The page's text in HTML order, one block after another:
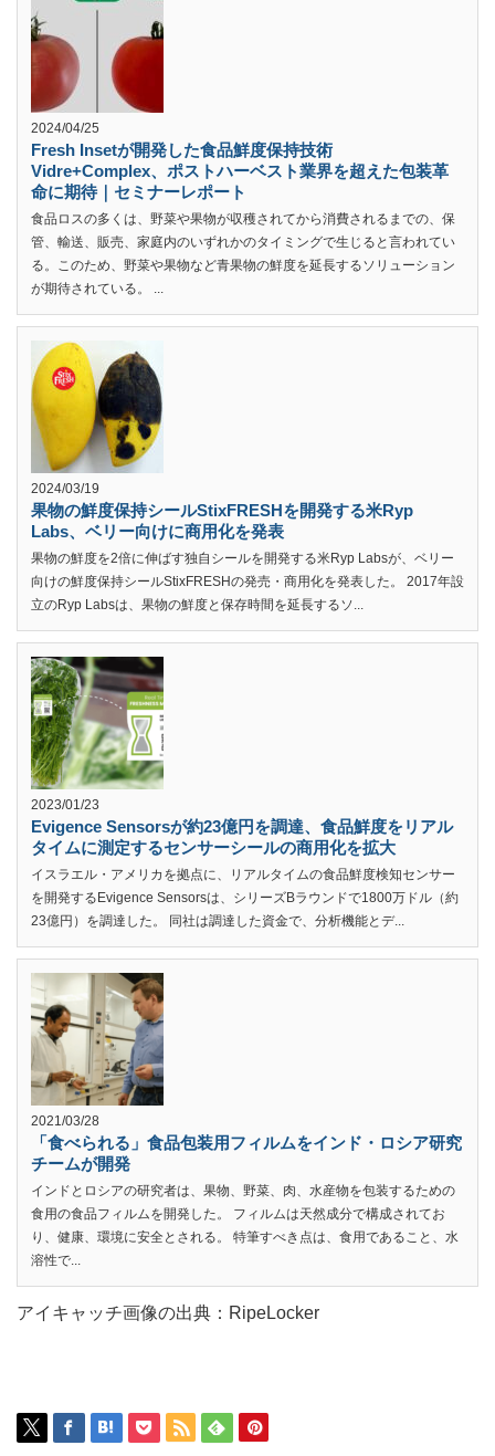
2024/04/25
Fresh Insetが開発した食品鮮度保持技術
Vidre+Complex、ポストハーベスト業界を超えた包装革
命に期待｜セミナーレポート
食品ロスの多くは、野菜や果物が収穫されてから消費されるまでの、保
管、輸送、販売、家庭内のいずれかのタイミングで生じると言われてい
る。このため、野菜や果物など青果物の鮮度を延長するソリューション
が期待されている。 ...
2024/03/19
果物の鮮度保持シールStixFRESHを開発する米Ryp
Labs、ベリー向けに商用化を発表
果物の鮮度を2倍に伸ばす独自シールを開発する米Ryp Labsが、ベリー
向けの鮮度保持シールStixFRESHの発売・商用化を発表した。 2017年設
立のRyp Labsは、果物の鮮度と保存時間を延長するソ...
2023/01/23
Evigence Sensorsが約23億円を調達、食品鮮度をリアル
タイムに測定するセンサーシールの商用化を拡大
イスラエル・アメリカを拠点に、リアルタイムの食品鮮度検知センサー
を開発するEvigence Sensorsは、シリーズBラウンドで1800万ドル（約
23億円）を調達した。 同社は調達した資金で、分析機能とデ...
2021/03/28
「食べられる」食品包装用フィルムをインド・ロシア研究
チームが開発
インドとロシアの研究者は、果物、野菜、肉、水産物を包装するための
食用の食品フィルムを開発した。 フィルムは天然成分で構成されてお
り、健康、環境に安全とされる。 特筆すべき点は、食用であること、水
溶性で...
アイキャッチ画像の出典：RipeLocker